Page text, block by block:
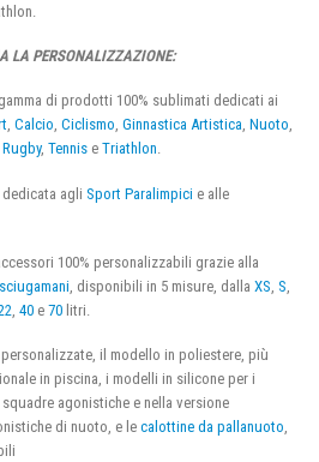
LA PERSONALIZZAZIONE:
di prodotti 100% sublimati dedicati ai
, Calcio, Ciclismo, Ginnastica Artistica, Nuoto,
Rugby, Tennis e Triathlon.
agli Sport Paralimpici e alle
100% personalizzabili grazie alla
, disponibili in 5 misure, dalla XS S
40 e 70 litri.
il modello in poliestere, più
in piscina, i modelli in silicone per i
agonistiche e nella versione
di nuoto, e le calottine da pallanuoto,